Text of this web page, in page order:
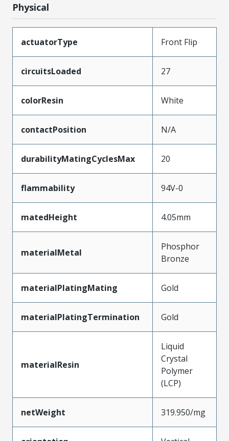
Physical
actuatorType Front Flip
circuitsLoaded 27
colorResin White
contactPosition N/A
durabilityMatingCyclesMax 20
flammability 94V-0
matedHeight 4.05mm
materialMetal
Phosphor
Bronze
materialPlatingMating Gold
materialPlatingTermination Gold
materialResin
Liquid
Crystal
Polymer
(LCP)
netWeight 319.950/mg